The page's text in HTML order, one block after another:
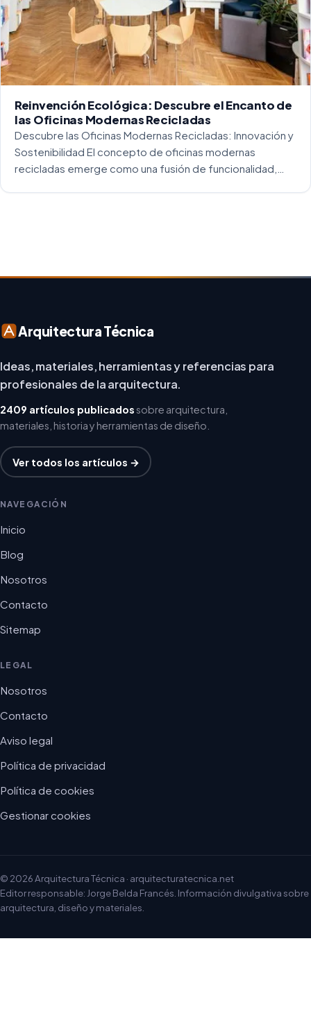
Reinvención Ecológica: Descubre el Encanto de
las Oficinas Modernas Recicladas
Descubre las Oficinas Modernas Recicladas: Innovación y
Sostenibilidad El concepto de oficinas modernas
recicladas emerge como una fusión de funcionalidad,
Arquitectura Técnica
Ideas, materiales, herramientas y referencias para
profesionales de la arquitectura.
2409 artículos publicadossobre arquitectura,
materiales, historia y herramientas de diseño.
Ver todos los artículos →
NAVEGACIÓN
Inicio
Blog
Nosotros
Contacto
Sitemap
LEGAL
Nosotros
Contacto
Aviso legal
Política de privacidad
Política de cookies
Gestionar cookies
© 2026 Arquitectura Técnica · arquitecturatecnica.net
Editor responsable: Jorge Belda Francés. Información divulgativa sobre
arquitectura, diseño y materiales.